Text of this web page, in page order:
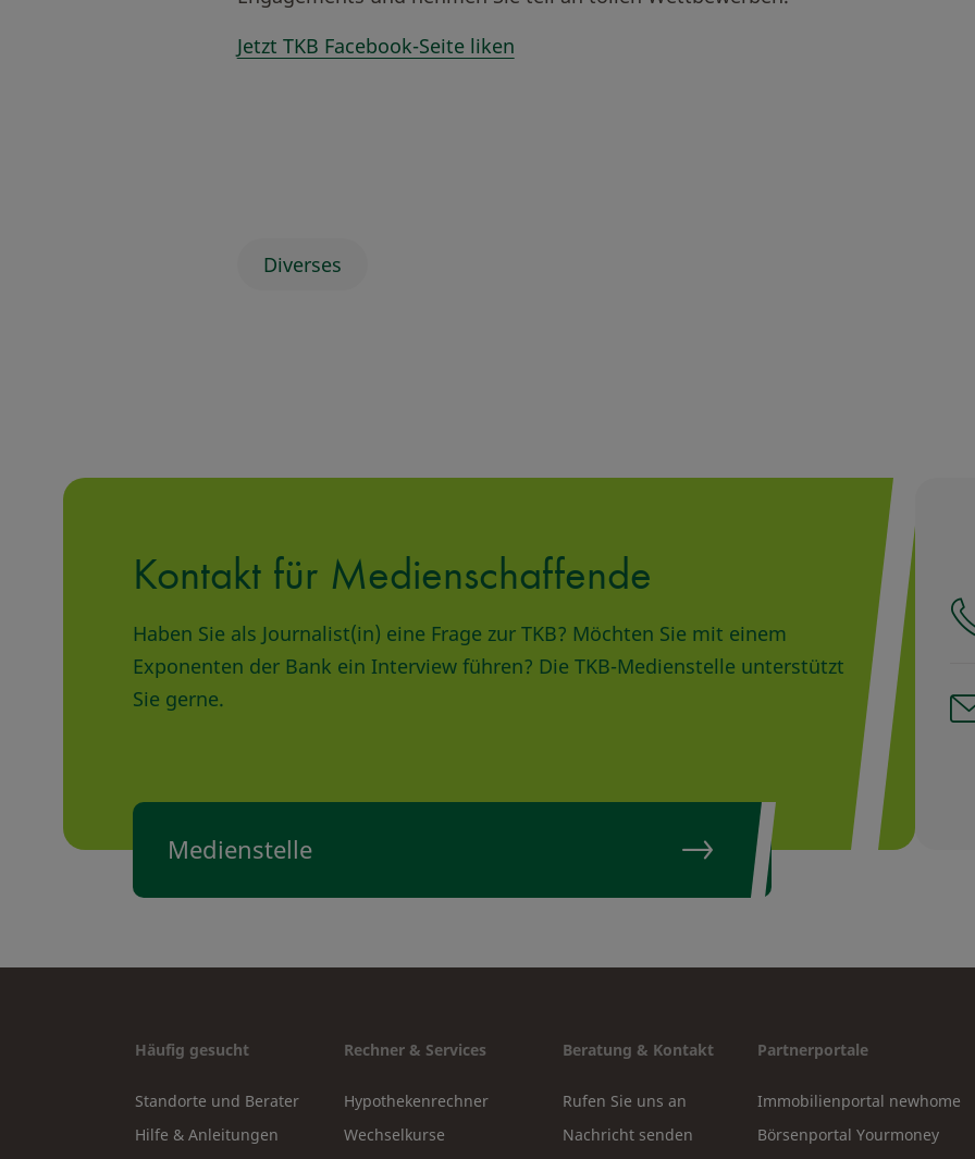
Jetzt TKB Facebook-Seite liken
Diverses
Kontakt für Medienschaffende
Haben Sie als Journalist(in) eine Frage zur TKB? Möchten Sie mit einem
Exponenten der Bank ein Interview führen? Die TKB-Medienstelle unterstützt
Sie gerne.
Medienstelle
Häufig gesucht
Standorte und Berater
Hilfe & Anleitungen
Rechner & Services
Hypothekenrechner
Wechselkurse
Beratung & Kontakt
Rufen Sie uns an
Nachricht senden
Partnerportale
Immobilienportal newhome
Börsenportal Yourmoney